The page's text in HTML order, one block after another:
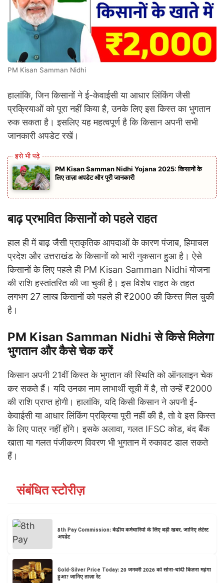
PM Kisan Samman Nidhi
हालांकि, जिन किसानों ने ई-केवाईसी या आधार लिंकिंग जैसी
प्रक्रियाओं को पूरा नहीं किया है, उनके लिए इस किस्त का भुगतान
रुक सकता है। इसलिए यह महत्वपूर्ण है कि किसान अपनी सभी
जानकारी अपडेट रखें।
PM Kisan Samman Nidhi Yojana 2025: किसानों के
लिए ताज़ा अपडेट और पूरी जानकारी
बाढ़ प्रभावित किसानों को पहले राहत
हाल ही में बाढ़ जैसी प्राकृतिक आपदाओं के कारण पंजाब, हिमाचल
प्रदेश और उत्तराखंड के किसानों को भारी नुकसान हुआ है। ऐसे
किसानों के लिए पहले ही PM Kisan Samman Nidhi योजना
की राशि हस्तांतरित की जा चुकी है। इस विशेष राहत के तहत
लगभग 27 लाख किसानों को पहले ही ₹2000 की किस्त मिल चुकी
है।
PM Kisan Samman Nidhi से किसे मिलेगा
भुगतान और कैसे चेक करें
किसान अपनी 21वीं किस्त के भुगतान की स्थिति को ऑनलाइन चेक
कर सकते हैं। यदि उनका नाम लाभार्थी सूची में है, तो उन्हें ₹2000
की राशि प्राप्त होगी। हालांकि, यदि किसी किसान ने अपनी ई-
केवाईसी या आधार लिंकिंग प्रक्रिया पूरी नहीं की है, तो वे इस किस्त
के लिए पात्र नहीं होंगे। इसके अलावा, गलत IFSC कोड, बंद बैंक
खाता या गलत पंजीकरण विवरण भी भुगतान में रुकावट डाल सकते
हैं।
संबंधित स्टोरीज़
8th Pay Commission: केंद्रीय कर्मचारियों के लिए बड़ी खबर, जानिए लेटेस्ट
अपडेट
Gold-Silver Price Today: 20 जनवरी 2026 को सोना-चांदी कितना महंगा
हुआ? जानिए ताज़ा रेट